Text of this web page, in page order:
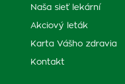
Naša sieť lekární
Akciový leták
Karta Vášho zdravia
Kontakt